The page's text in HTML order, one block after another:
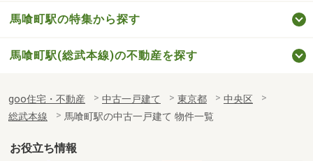
馬喰町駅の特集から探す
馬喰町駅(総武本線)の不動産を探す
goo住宅・不動産 中古一戸建て 東京都
中央区
総武本線
馬喰町駅の中古一戸建て 物件一覧
お役立ち情報